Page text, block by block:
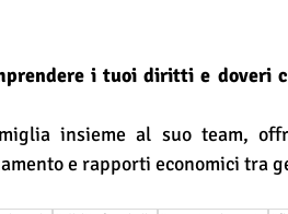
i tuoi diritti e doveri
insieme al suo team,
e rapporti economici tra